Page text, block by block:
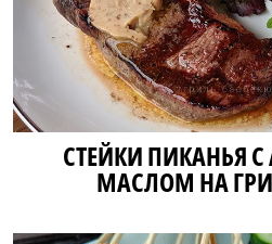
СТЕЙКИ ПИКАНЬЯ
МАСЛОМ НА